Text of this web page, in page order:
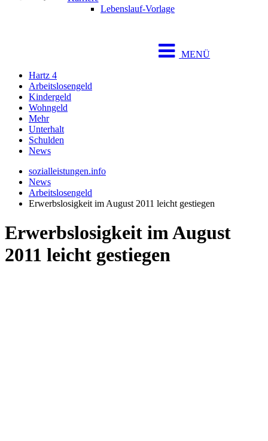
Lebenslauf-Vorlage
MENÜ
Hartz 4
Arbeitslosengeld
Kindergeld
Wohngeld
Mehr
Unterhalt
Schulden
News
sozialleistungen.info
News
Arbeitslosengeld
Erwerbslosigkeit im August 2011 leicht gestiegen
Erwerbslosigkeit im August
2011 leicht gestiegen